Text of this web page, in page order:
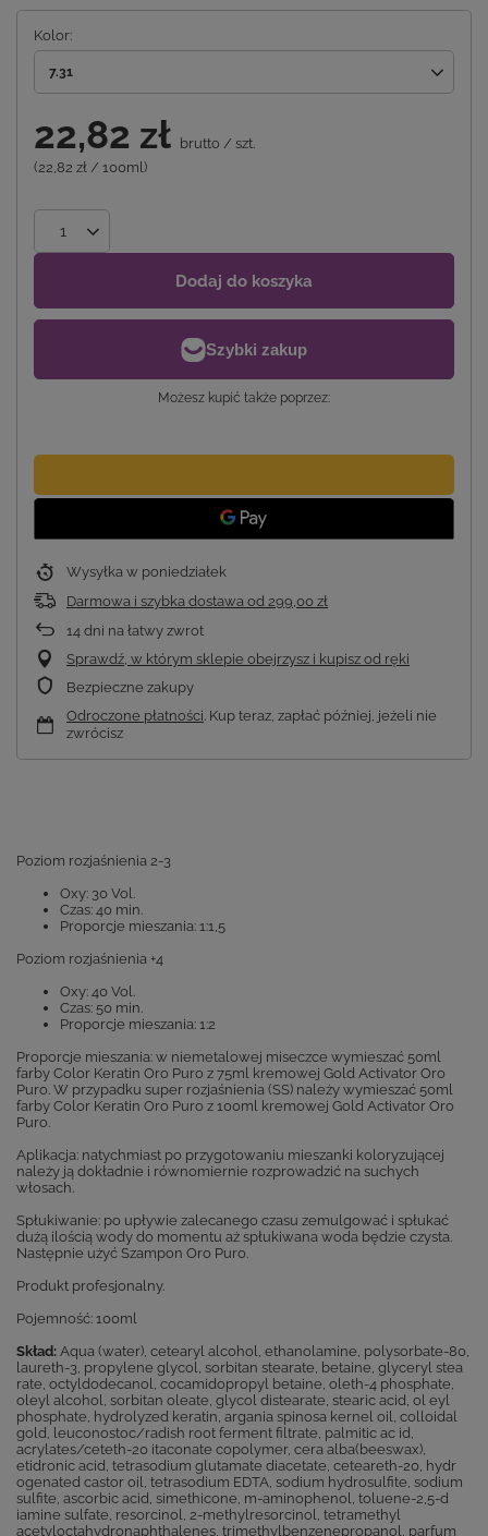
Kolor
7.31
22,82 zł brutto / szt.
(22,82 zł / 100ml)
Dodaj do koszyka
Możesz kupić także poprzez:
Wysyłka w poniedziałek
Darmowa i szybka dostawa od 299,00 zł
14 dni na łatwy zwrot
Sprawdź, w którym sklepie obejrzysz i kupisz od ręki
Bezpieczne zakupy
Odroczone płatności. Kup teraz, zapłać później, jeżeli nie
zwrócisz
Poziom rozjaśnienia 2-3
Oxy: 30 Vol.
Czas: 40 min.
Proporcje mieszania: 1:1,5
Poziom rozjaśnienia +4
Oxy: 40 Vol.
Czas: 50 min.
Proporcje mieszania: 1:2
Proporcje mieszania: w niemetalowej miseczce wymieszać 50ml
farby Color Keratin Oro Puro z 75ml kremowej Gold Activator Oro
Puro. W przypadku super rozjaśnienia (SS) należy wymieszać 50ml
farby Color Keratin Oro Puro z 100ml kremowej Gold Activator Oro
Puro.
Aplikacja: natychmiast po przygotowaniu mieszanki koloryzującej
należy ją dokładnie i równomiernie rozprowadzić na suchych
włosach.
Spłukiwanie: po upływie zalecanego czasu zemulgować i spłukać
dużą ilością wody do momentu aż spłukiwana woda będzie czysta.
Następnie użyć Szampon Oro Puro.
Produkt profesjonalny.
Pojemność: 100ml
Skład: Aqua (water), cetearyl alcohol, ethanolamine, polysorbate-80,
laureth-3, propylene glycol, sorbitan stearate, betaine, glyceryl stea
rate, octyldodecanol, cocamidopropyl betaine, oleth-4 phosphate,
oleyl alcohol, sorbitan oleate, glycol distearate, stearic acid, ol eyl
phosphate, hydrolyzed keratin, argania spinosa kernel oil, colloidal
gold, leuconostoc/radish root ferment filtrate, palmitic ac id,
acrylates/ceteth-20 itaconate copolymer, cera alba(beeswax),
etidronic acid, tetrasodium glutamate diacetate, ceteareth-20, hydr
ogenated castor oil, tetrasodium EDTA, sodium hydrosulfite, sodium
sulfite, ascorbic acid, simethicone, m-aminophenol, toluene-2,5-d
iamine sulfate, resorcinol, 2-methylresorcinol, tetramethyl
acetyloctahydronaphthalenes, trimethylbenzenepropanol, parfum